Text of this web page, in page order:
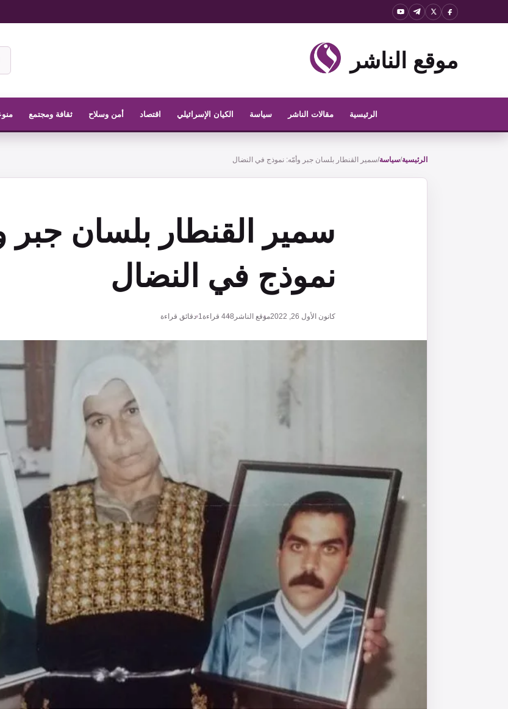
موقع الناشر
الرئيسية مقالات الناشر سياسة الكيان الإسرائيلي اقتصاد أمن وسلاح ثقافة ومجتمع
الرئيسية/سياسة/سمير القنطار بلسان جبر وأمّه: نموذج في النضال
سمير القنطار بلسان جبر
نموذج في النضال
كانون الأول 26, 2022 موقع الناشر 448 قراءة1 دقائق قراءة